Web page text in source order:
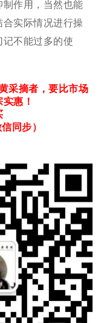
作用，当然也能
实际情况进行操
不能过多的使
采摘者，要比市场
惠！
同步）